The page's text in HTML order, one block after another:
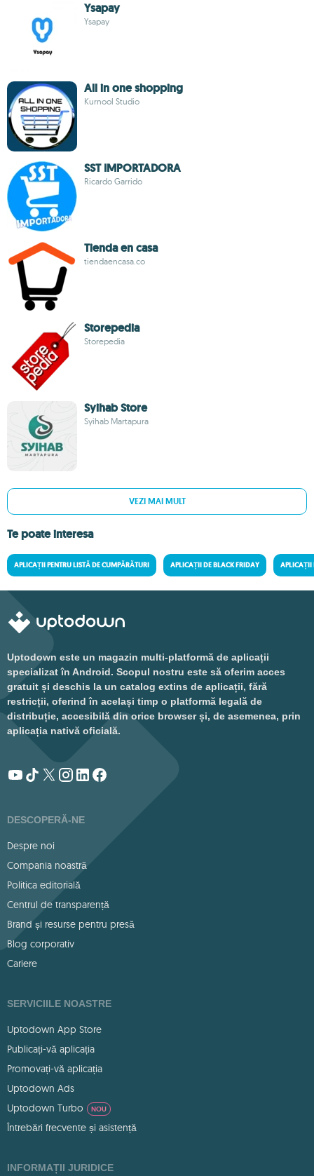
Ysapay
Ysapay
All in one shopping
Kurnool Studio
SST IMPORTADORA
Ricardo Garrido
Tienda en casa
tiendaencasa.co
Storepedia
Storepedia
Syihab Store
Syihab Martapura
VEZI MAI MULT
Te poate interesa
APLICAȚII PENTRU LISTĂ DE CUMPĂRĂTURI APLICAȚII DE BLACK FRIDAY APLICAȚII
Uptodown este un magazin multi-platformă de aplicații
specializat în Android. Scopul nostru este să oferim acces
gratuit și deschis la un catalog extins de aplicații, fără
restricții, oferind în același timp o platformă legală de
distribuție, accesibilă din orice browser și, de asemenea, prin
aplicația nativă oficială.
DESCOPERĂ-NE
Despre noi
Compania noastră
Politica editorială
Centrul de transparență
Brand și resurse pentru presă
Blog corporativ
Cariere
SERVICIILE NOASTRE
Uptodown App Store
Publicați-vă aplicația
Promovați-vă aplicația
Uptodown Ads
Uptodown Turbo
NOU
Întrebări frecvente și asistență
INFORMAȚII JURIDICE